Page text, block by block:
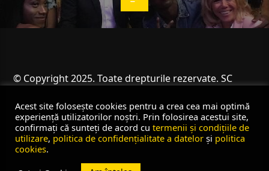
© Copyright 2025. Toate drepturile rezervate. SC
Acest site folosește cookies pentru a crea cea mai optimă
experiență utilizatorilor noștri. Prin folosirea acestui site,
confirmați că sunteți de acord cu termenii și condițiile de
utilizare, politica de confidențialitate a datelor și politica
cookies.